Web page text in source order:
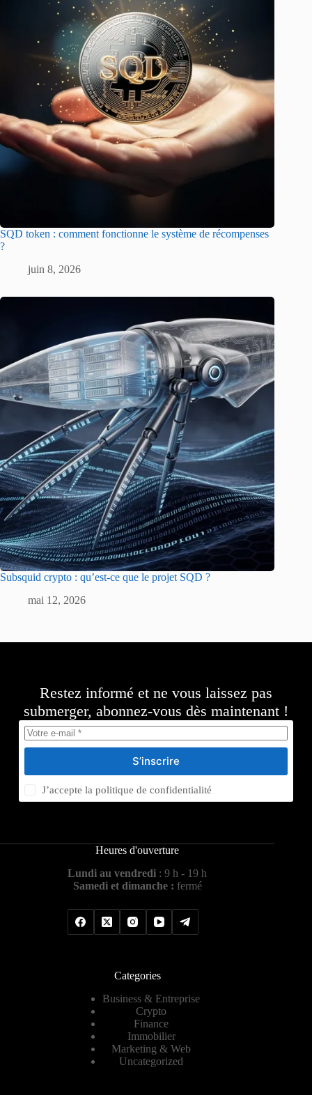
SQD token : comment fonctionne le système de récompenses
?
juin 8, 2026
Subsquid crypto : qu’est-ce que le projet SQD ?
mai 12, 2026
Restez informé et ne vous laissez pas
submerger, abonnez-vous dès maintenant !
S’inscrire
J’accepte lapolitique de confidentialité
Heures d'ouverture
Lundi au vendredi : 9 h - 19 h
Samedi et dimanche : fermé
Categories
Business & Entreprise
Crypto
Finance
Immobilier
Marketing & Web
Uncategorized